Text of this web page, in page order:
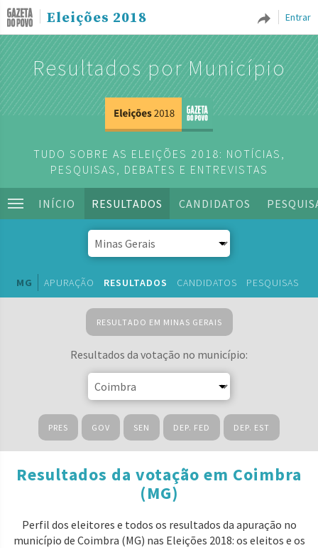
Entrar
Eleições 2018
Resultados por Município
TUDO SOBRE AS ELEIÇÕES 2018: NOTÍCIAS,
PESQUISAS, DEBATES E ENTREVISTAS
INÍCIO RESULTADOS CANDIDATOS
MG APURAÇÃO RESULTADOS CANDIDATOS PESQUISAS
RESULTADO EM MINAS GERAIS
Resultados da votação no município:
PRES GOV SEN DEP. FED DEP. EST
Resultados da votação em Coimbra
(MG)
Perfil dos eleitores e todos os resultados da apuração no
município de Coimbra (MG) nas Eleições 2018: os eleitos e os